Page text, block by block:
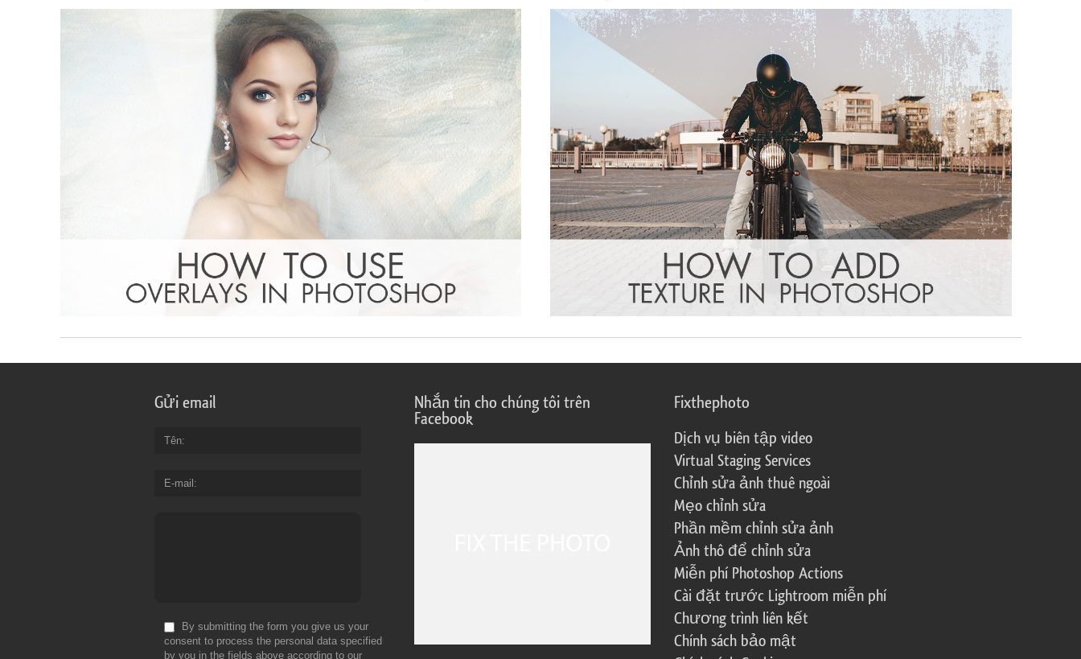
Gửi email
Tên
E-mail
By submitting the form you give us your
consent to process the personal data specified
by you in the fields above according to our
Nhắn tin cho chúng tôi trên
Facebook
Fixthephoto
Dịch vụ biên tập video
Virtual Staging Services
Chỉnh sửa ảnh thuê ngoài
Mẹo chỉnh sửa
Phần mềm chỉnh sửa ảnh
Ảnh thô để chỉnh sửa
Miễn phí Photoshop Actions
Cài đặt trước Lightroom miễn phí
Chương trình liên kết
Chính sách bảo mật